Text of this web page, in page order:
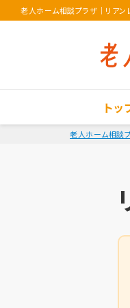
老人ホーム相談プラザ ｜ リアン
トッ
老人ホーム相談